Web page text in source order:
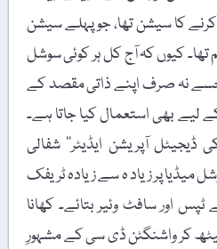
کا سیشن تھا، جو پہلے سیشن
کیوں کہ آج کل ہر کوئی سوشل
جسے نہ صرف اپنے ذاتی مقصد کے
بھی استعمال کیا جاتا ہے۔
آپریشن ایڈیٹر’’ شفالی
میڈیا پر زیاد ہ سے زیادہ ٹریفک
اور سافٹ وئیر بتائے۔ کھانا
کر واشنگٹن ڈی سی کے مشہورِ